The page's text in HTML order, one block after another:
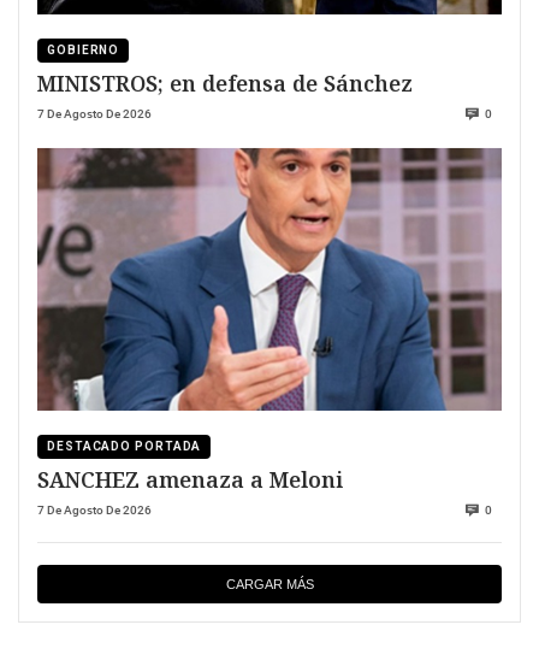
GOBIERNO
MINISTROS; en defensa de Sánchez
7 De Agosto De 2026 0
DESTACADO PORTADA
SANCHEZ amenaza a Meloni
7 De Agosto De 2026 0
CARGAR MÁS